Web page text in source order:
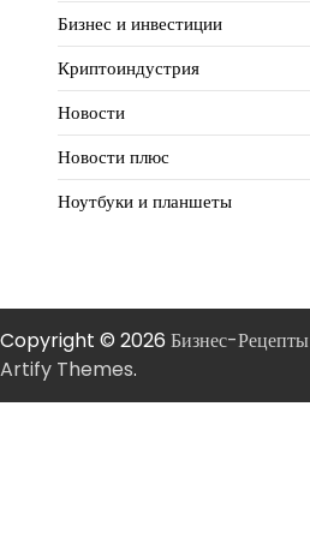
Бизнес и инвестиции
Криптоиндустрия
Новости
Новости плюс
Ноутбуки и планшеты
Copyright © 2026 Бизнес-Рецепты
Artify Themes.